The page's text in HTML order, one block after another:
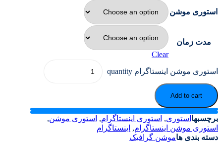
استوری موشن
مدت زمان
Clear
استوری موشن اینستاگرام quantity
Add to cart
برچسبها استوری, استوری اینستاگرام, استوری موشن,
استوری موشن اینستاگرام, اینستاگرام
دسته بندی هاموشن گرافیک